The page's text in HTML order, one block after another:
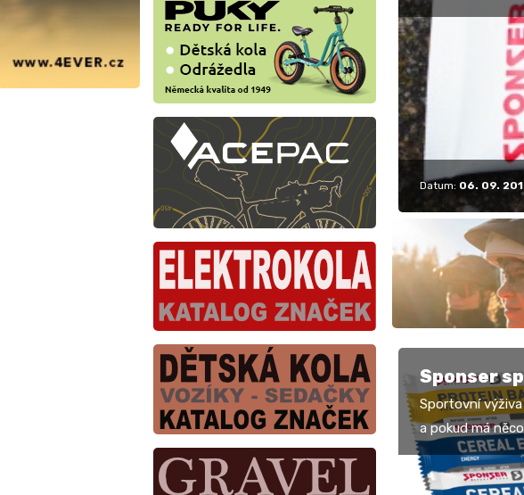
takže po jejich
jet, i kdyby jeden…
Datum: 06. 09.
Sponser
Sportovní
a pokud má
lékařských,
znalostí se vývoj…